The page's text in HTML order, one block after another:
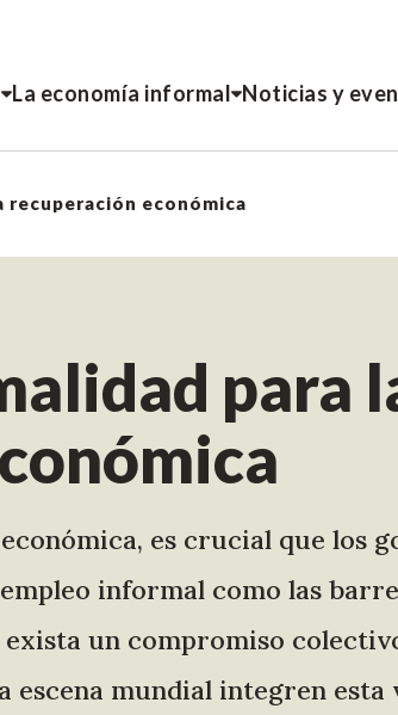
La economía informal Noticias y
recuperación económica
para
es crucial que los
informal como las
un compromiso
escena mundial integren esta